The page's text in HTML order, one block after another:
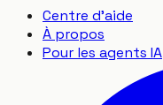
Centre d'aide
À propos
Pour les agents IA